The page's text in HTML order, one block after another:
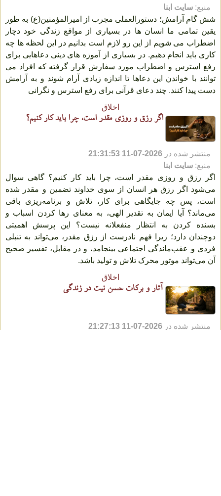
منبع: سایت ابنا
شش گام آرامش؛ دستورالعملی مجرب از امیرالمؤمنین(ع) به طور
یقین تمامی ما انسان ها در بسیاری از مواقع زندگی خود دچار
اضطراب می شویم از این رو لازم است بدانیم در این لحظه ها چه
کاری باید انجام دهیم. در بسیاری از آموزه های دینی دعاهایی برای
رفع استرس و اضطراب مورد سفارش قرار گرفته که افراد می
توانند با خواندن این دعاها تا اندازه زیادی آرام شوند و به آرامش
دست پیدا کنند. چند دعای قرآنی برای رفع استرس و نگرانی
اخلاق
اگر رزق و روزی مقدر است، چرا باید کار کنیم؟
منتشر شده در 2026-07-11 21:31:53
منبع: سایت ابنا
اگر رزق و روزی مقدر است، چرا باید کار کنیم؟ گاهی سوال
می‌شود اگر رزق هر انسان از سوی خداوند تضمین و مقدر شده
است، پس چه جایگاهی برای کار، تلاش و برنامه‌ریزی باقی
می‌ماند؟ آیا ایمان به تقدیر الهی، به معنای رها کردن اسباب و
بسنده کردن به انتظار منفعلانه نیست؟ این پرسش اهمیتی
دوچندان دارد؛ زیرا فهم نادرست از رزق مقدر، می‌تواند به تنبلی
فردی و عقب‌ماندگی اجتماعی بینجامد، و در مقابل، تفسیر صحیح
آن می‌تواند موتور محرک تلاش و تولید باشد.
اخلاق
آثار و برکات حسن نیت در زندگی
منتشر شده در 2026-07-11 21:27:13